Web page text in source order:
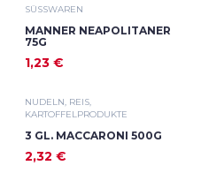
SÜSSWAREN
MANNER NEAPOLITANER
75G
1,23 €
NUDELN, REIS,
KARTOFFELPRODUKTE
3 GL. MACCARONI 500G
2,32 €